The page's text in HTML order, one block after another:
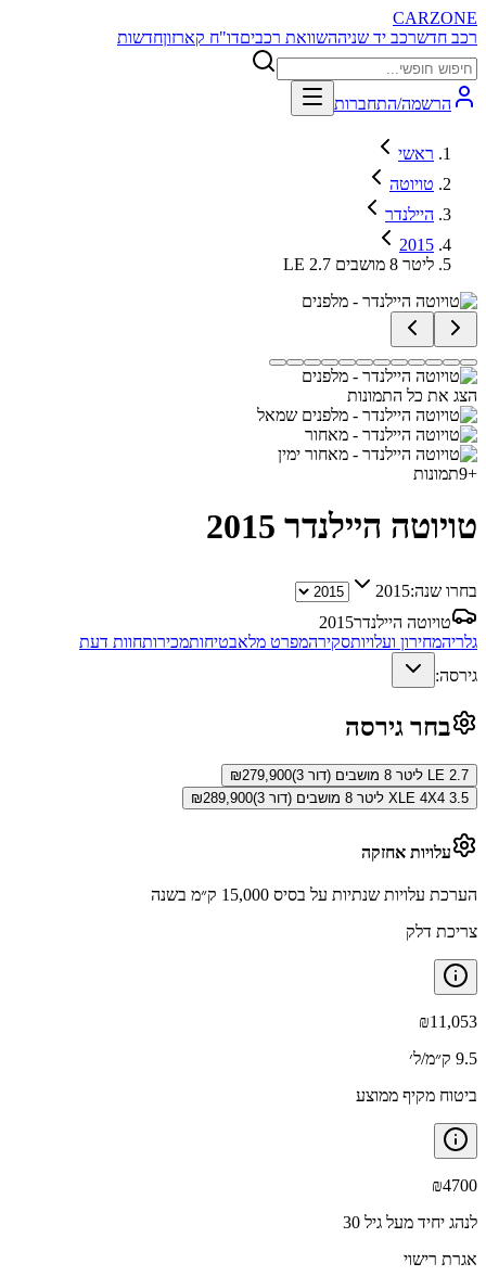
CARZONE
רכב חדשרכב יד שניההשוואת רכביםדו"ח קארזוןחדשות
הרשמה/התחברות
ראשי
טויוטה
היילנדר
2015
LE 2.7 ליטר 8 מושבים
הצג את כל התמונות
+
9תמונות
טויוטה היילנדר 2015
בחרו שנה:2015
טויוטה היילנדר2015
גלריהמחירון ועלויותסקירהמפרט מלאבטיחותמכירותחוות דעת
גירסה:
בחר גירסה
LE 2.7 ליטר 8 מושבים (דור 3) ₪279,900
XLE 4X4 3.5 ליטר 8 מושבים (דור 3)
₪289,900
עלויות אחזקה
הערכת עלויות שנתיות על בסיס 15,000 ק״מ בשנה
צריכת דלק
₪11,053
9.5 ק״מ/ל׳
ביטוח מקיף ממוצע
₪4700
לנהג יחיד מעל גיל 30
אגרת רישוי